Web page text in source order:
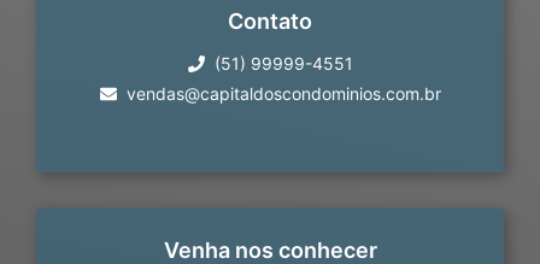
Contato
(51) 99999-4551
vendas@capitaldoscondominios.com.br
Venha nos conhecer